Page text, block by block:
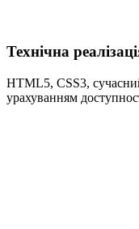
Технічна
HTML5, CSS3,
урахуванням